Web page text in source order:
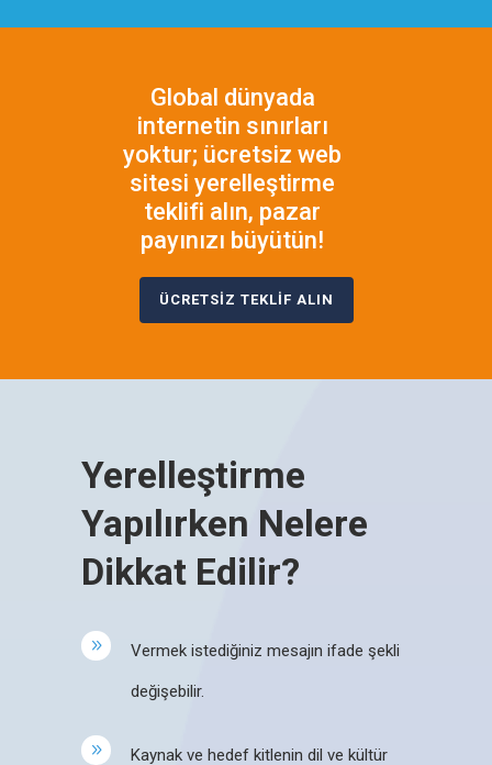
Global dünyada
internetin sınırları
yoktur; ücretsiz web
sitesi yerelleştirme
teklifi alın, pazar
payınızı büyütün!
ÜCRETSİZ TEKLİF ALIN
Yerelleştirme
Yapılırken Nelere
Dikkat Edilir?
Vermek istediğiniz mesajın ifade şekli
değişebilir.
Kaynak ve hedef kitlenin dil ve kültür